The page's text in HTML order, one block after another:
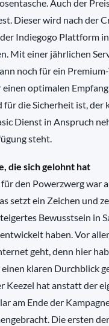
Auch der
Dieser wird nach der
Indiegogo Plattform
Mit einer jährlichen
noch für ein
einen optimalen
für die Sicherheit ist, der
Dienst in Anspruch
steht.
die sich gelohnt hat
den Powerzwerg war
setzt ein Zeichen und
Bewusstsein in
haben. Vor
geht, denn hier
klaren Durchblick
Keezel hat anstatt der
am Ende der
Die ersten